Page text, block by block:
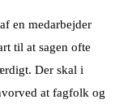
en medarbejder
til at sagen ofte
Der skal i
at fagfolk og